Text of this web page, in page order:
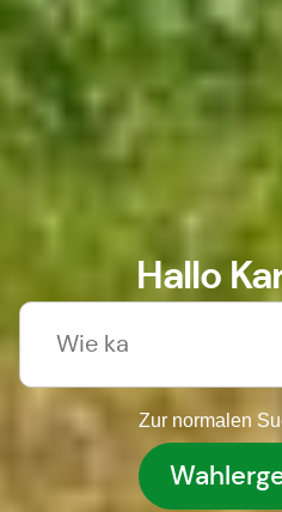
Hallo
Zur normalen